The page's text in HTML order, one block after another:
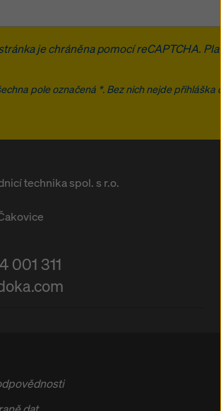
je chráněna pomocí reCAPTCHA.
pole označená *. Bez nich nejde přihláška
technika spol. s r.o.
001 311